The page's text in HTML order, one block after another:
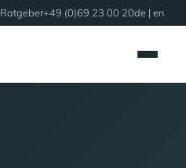
Ratgeber+49 (0)69 23 00 20de | en